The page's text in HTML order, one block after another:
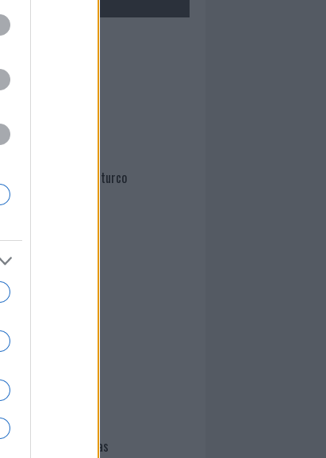
Martina Agostina Diturco
I nostri cari
I nostri cari
Giovannimaria Cabras